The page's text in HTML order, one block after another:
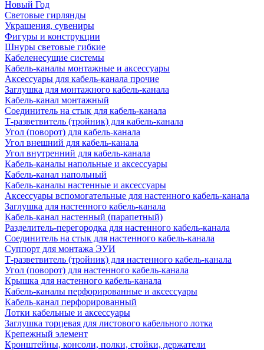
Новый Год
Световые гирлянды
Украшения, сувениры
Фигуры и конструкции
Шнуры световые гибкие
Кабеленесущие системы
Кабель-каналы монтажные и аксессуары
Аксессуары для кабель-канала прочие
Заглушка для монтажного кабель-канала
Кабель-канал монтажный
Соединитель на стык для кабель-канала
Т-разветвитель (тройник) для кабель-канала
Угол (поворот) для кабель-канала
Угол внешний для кабель-канала
Угол внутренний для кабель-канала
Кабель-каналы напольные и аксессуары
Кабель-канал напольный
Кабель-каналы настенные и аксессуары
Аксессуары вспомогательные для настенного кабель-канала
Заглушка для настенного кабель-канала
Кабель-канал настенный (парапетный)
Разделитель-перегородка для настенного кабель-канала
Соединитель на стык для настенного кабель-канала
Суппорт для монтажа ЭУИ
Т-разветвитель (тройник) для настенного кабель-канала
Угол (поворот) для настенного кабель-канала
Крышка для настенного кабель-канала
Кабель-каналы перфорированные и аксессуары
Кабель-канал перфорированный
Лотки кабельные и аксессуары
Заглушка торцевая для листового кабельного лотка
Крепежный элемент
Кронштейны, консоли, полки, стойки, держатели